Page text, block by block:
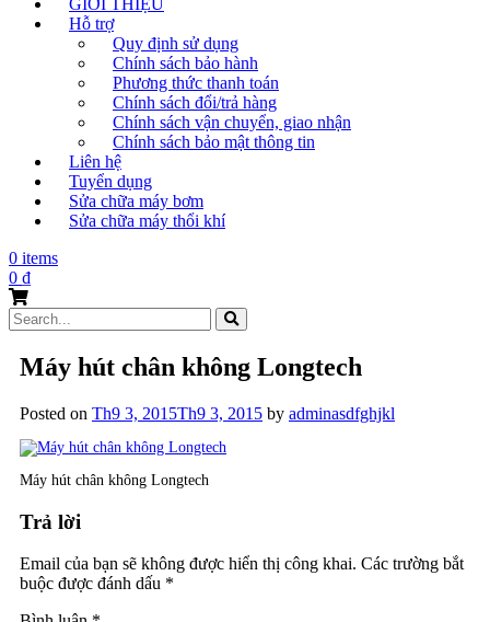
GIỚI THIỆU
Hỗ trợ
Quy định sử dụng
Chính sách bảo hành
Phương thức thanh toán
Chính sách đổi/trả hàng
Chính sách vận chuyển, giao nhận
Chính sách bảo mật thông tin
Liên hệ
Tuyển dụng
Sửa chữa máy bơm
Sửa chữa máy thổi khí
0 items
0 ₫
Search
for:
Máy hút chân không Longtech
Posted on Th9 3, 2015Th9 3, 2015 by adminasdfghjkl
Máy hút chân không Longtech
Trả lời
Email của bạn sẽ không được hiển thị công khai. Các trường bắt
buộc được đánh dấu *